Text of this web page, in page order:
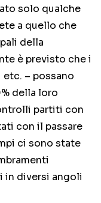
solo qualche
a quello che
della
è previsto che i
– possano
della loro
partiti con
con il passare
ci sono state
in diversi angoli